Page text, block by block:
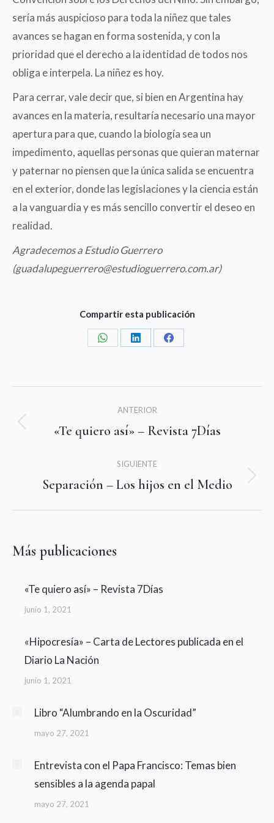
sería más auspicioso para toda la niñez que tales
avances se hagan en forma sostenida, y con la
prioridad que el derecho a la identidad de todos nos
obliga e interpela. La niñez es hoy.
Para cerrar, vale decir que, si bien en Argentina hay
avances en la materia, resultaría necesario una mayor
apertura para que, cuando la biología sea un
impedimento, aquellas personas que quieran maternar
y paternar no piensen que la única salida se encuentra
en el exterior, donde las legislaciones y la ciencia están
a la vanguardia y es más sencillo convertir el deseo en
realidad.
Agradecemos a Estudio Guerrero
(guadalupeguerrero@estudioguerrero.com.ar)
Compartir esta publicación
Share
Share
Share
entre
ANTERIOR
Publicación
«Te quiero así» – Revista 7Días
SIGUIENTE
Publicación
Separación – Los hijos en el Medio
Más publicaciones
«Te quiero así» – Revista 7Días
junio 1, 2021
«Hipocresía» – Carta de Lectores publicada en el
Diario La Nación
junio 1, 2021
Libro “Alumbrando en la Oscuridad”
mayo 27, 2021
Entrevista con el Papa Francisco: Temas bien
sensibles a la agenda papal
mayo 27, 2021